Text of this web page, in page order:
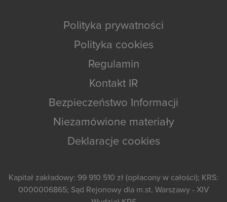
Polityka prywatności
Polityka cookies
Regulamin
Kontakt IR
Bezpieczeństwo Informacji
Niezamówione materiały
Deklaracje cookies
Kapitał zakładowy: 99 910 510 zł (opłacony w całości); KRS:
0000006865; Sąd Rejonowy dla m.st. Warszawy - XIV